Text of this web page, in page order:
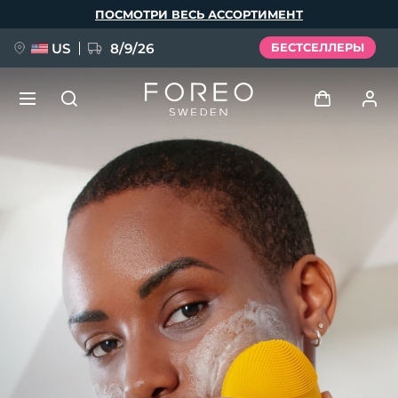
ПОСМОТРИ ВЕСЬ АССОРТИМЕНТ
US 8/9/26 БЕСТСЕЛЛЕРЫ
Профиль пользователя
Мои приборы
Мои заказы
Мои адреса
Мои подписки
НОВИНКА
FAQ™ Pure Beauty-Tech Elixir
BREAKING NEWS
issa™ Teeth Whitening Set
English Deutsch
Español
Français
Italiano
Português
Svenska
Русский
Türkçe
简体中文 繁體中文